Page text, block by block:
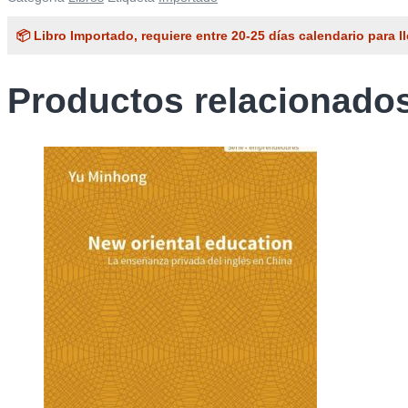
📦 Libro Importado, requiere entre 20-25 días calendario para
Productos